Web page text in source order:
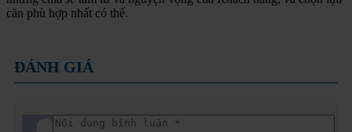
căn phù hợp nhất có thể.
ĐÁNH GIÁ